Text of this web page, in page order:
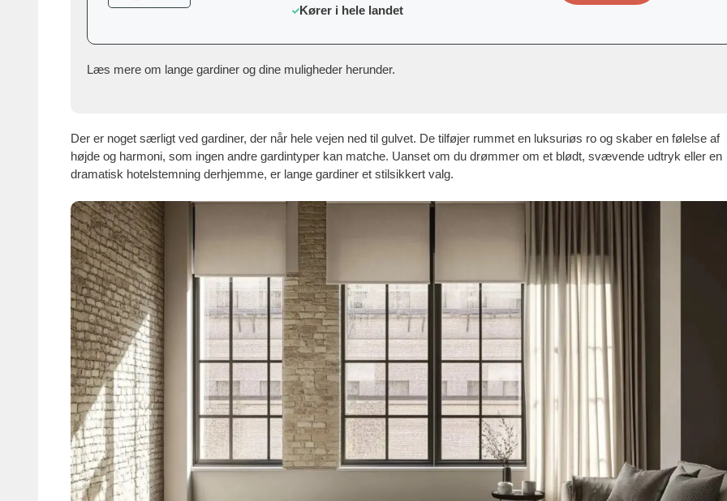
Kører i hele landet
Læs mere om lange gardiner og dine muligheder herunder.
Der er noget særligt ved gardiner, der når hele vejen ned til gulvet. De tilføjer rummet en luksuriøs ro og skaber en følelse af
højde og harmoni, som ingen andre gardintyper kan matche. Uanset om du drømmer om et blødt, svævende udtryk eller en
dramatisk hotelstemning derhjemme, er lange gardiner et stilsikkert valg.